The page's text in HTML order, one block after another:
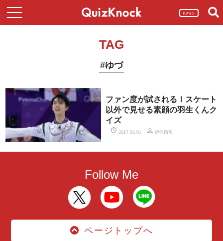
ログイン
TAG
#ゆづ
ファン度が試される！スケート
以外で見せる素顔の羽生くんク
イズ
2017.04.01 伊沢拓司
Follow Me
ページトップへ